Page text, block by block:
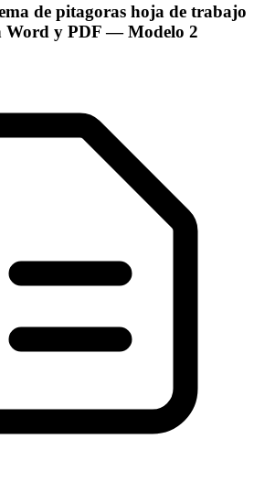
de pitagoras hoja de trabajo
Word y PDF— Modelo 2